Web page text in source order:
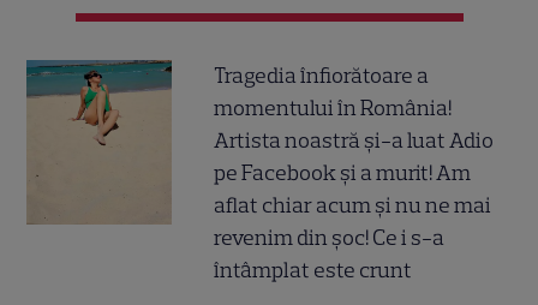
Tragedia înfiorătoare a
momentului în România!
Artista noastră și-a luat Adio
pe Facebook și a murit! Am
aflat chiar acum și nu ne mai
revenim din șoc! Ce i s-a
întâmplat este crunt